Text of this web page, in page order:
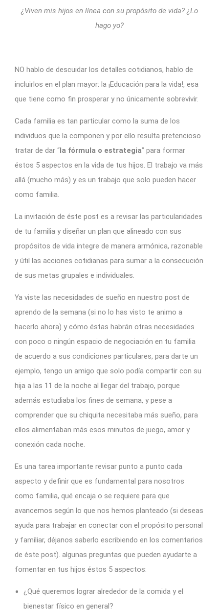
¿Viven mis hijos en línea con su propósito de vida? ¿Lo
hago yo?
NO hablo de descuidar los detalles cotidianos, hablo de
incluirlos en el plan mayor: la ¡Educación para la vida!, esa
que tiene como fin prosperar y no únicamente sobrevivir.
Cada familia es tan particular como la suma de los
individuos que la componen y por ello resulta pretencioso
tratar de dar “la fórmula o estrategia” para formar
éstos 5 aspectos en la vida de tus hijos. El trabajo va más
allá (mucho más) y es un trabajo que solo pueden hacer
como familia.
La invitación de éste post es a revisar las particularidades
de tu familia y diseñar un plan que alineado con sus
propósitos de vida integre de manera armónica, razonable
y útil las acciones cotidianas para sumar a la consecución
de sus metas grupales e individuales.
Ya viste las necesidades de sueño en nuestro post de
aprendo de la semana (si no lo has visto te animo a
hacerlo ahora) y cómo éstas habrán otras necesidades
con poco o ningún espacio de negociación en tu familia
de acuerdo a sus condiciones particulares, para darte un
ejemplo, tengo un amigo que solo podía compartir con su
hija a las 11 de la noche al llegar del trabajo, porque
además estudiaba los fines de semana, y pese a
comprender que su chiquita necesitaba más sueño, para
ellos alimentaban más esos minutos de juego, amor y
conexión cada noche.
Es una tarea importante revisar punto a punto cada
aspecto y definir que es fundamental para nosotros
como familia, qué encaja o se requiere para que
avancemos según lo que nos hemos planteado (si deseas
ayuda para trabajar en conectar con el propósito personal
y familiar, déjanos saberlo escribiendo en los comentarios
de éste post). algunas preguntas que pueden ayudarte a
fomentar en tus hijos éstos 5 aspectos:
¿Qué queremos lograr alrededor de la comida y el
bienestar físico en general?